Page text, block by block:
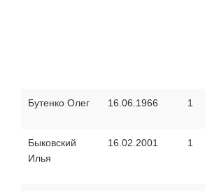
Бутенко Олег 16.06.1966 1
Быковский
Илья
16.02.2001 1